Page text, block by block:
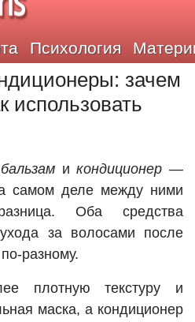
Психология
зачем
использовать
бальзам икондиционер —
самом деле между ними
Оба средства
за волосами после
разному.
плотную текстуру и
маска, а кондиционер